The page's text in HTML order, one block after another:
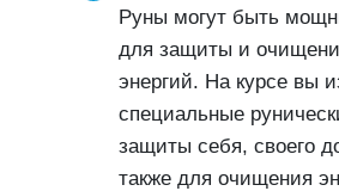
Руны могут быть
для защиты и
энергий. На курсе вы
специальные
защиты себя, своего
также для очищения